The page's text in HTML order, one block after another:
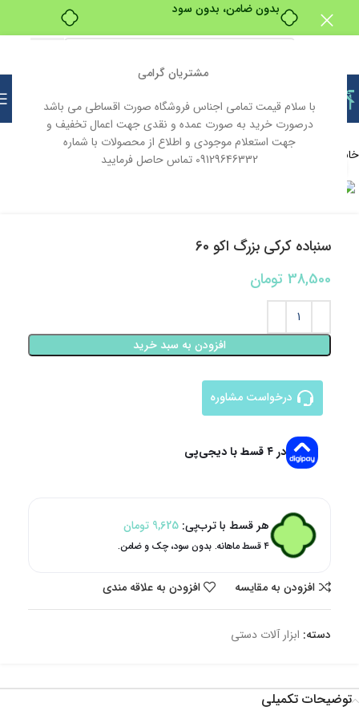
مشتریان گرامی
با سلام قیمت تمامی اجناس فروشگاه صورت اقساطی می باشد
درصورت خرید به صورت عمده و نقدی جهت اعمال تخفیف و
جهت استعلام موجودی و اطلاع از محصولات با شماره
09129646332 تماس حاصل فرمایید
بدون ضامن، بدون سود
خانه ابزار آلات ابزار آلات دستی
بزرگنمایی تصویر
سنباده کرکی بزرگ اکو 60
38,500 تومان
افزودن به سبد خرید
درخواست مشاوره
در ۴ قسط با دیجی‌پی
هر قسط با ترب‌پی: 9,625 تومان
۴ قسط ماهانه. بدون سود، چک و ضامن.
افزودن به مقایسه افزودن به علاقه مندی
دسته: ابزار آلات دستی
توضیحات تکمیلی